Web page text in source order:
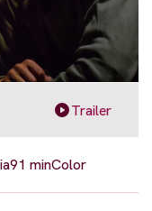
Trailer
91 minColor